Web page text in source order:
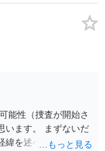
、いずれも警察の対
トラブルから報復的
される事案が頻発し
ているため、まず
括的に縦覧して、
か」を見極めてから
能性（捜査が開始さ
います。 まずないだ
緯を述べていただ